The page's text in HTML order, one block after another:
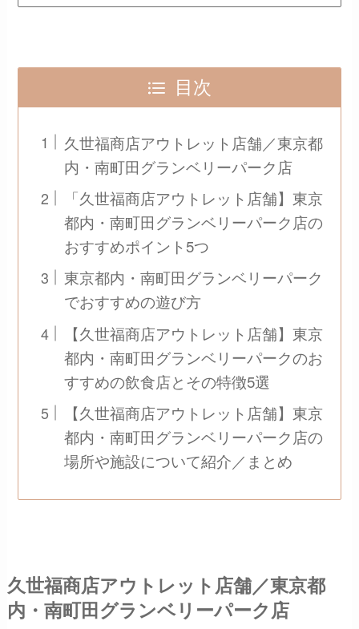
目次
久世福商店アウトレット店舗／東京都
内・南町田グランベリーパーク店
「久世福商店アウトレット店舗】東京
都内・南町田グランベリーパーク店の
おすすめポイント5つ
東京都内・南町田グランベリーパーク
でおすすめの遊び方
【久世福商店アウトレット店舗】東京
都内・南町田グランベリーパークのお
すすめの飲食店とその特徴5選
【久世福商店アウトレット店舗】東京
都内・南町田グランベリーパーク店の
場所や施設について紹介／まとめ
久世福商店アウトレット店舗／東京都
内・南町田グランベリーパーク店